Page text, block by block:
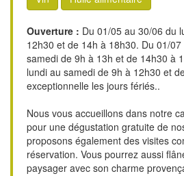
Ouverture : Du 01/05 au 30/06 du
12h30 et de 14h à 18h30. Du 01/
samedi de 9h à 13h et de 14h30 à
lundi au samedi de 9h à 12h30 et
exceptionnelle les jours fériés..
Nous vous accueillons dans notre
pour une dégustation gratuite de
proposons également des visites
réservation. Vous pourrez aussi
paysager avec son charme